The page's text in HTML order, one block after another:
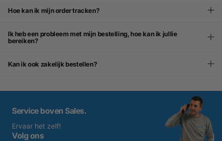
Hoe kan ik mijn order tracken?
Ik heb een probleem met mijn bestelling, hoe kan ik jullie
bereiken?
Kan ik ook zakelijk bestellen?
Service boven Sales.
Ervaar het zelf!
Volg ons